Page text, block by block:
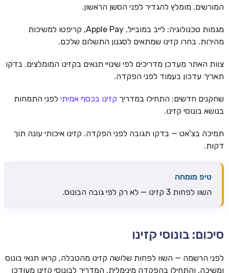
המורשים. מומלץ להגדיר לפני הסשן הראשון.
מגמות טכנולוגיה: לייב במובייל, Apple Pay, קריפטו למשיכות
מהירות. בחרו קזינו שמתאים לסגנון התשלום שלכם.
צוות האתר מעדכן מדריכים לפי שינויי תנאים בקזינו המומלצים. בדקו
תאריך עדכון בעמוד לפני הפקדה.
שחקנים חדשים: התחילו במדריך קזינו בכסף אמיתי לפני התמחות
בנושא בונוסי קזינו.
תמיכה בצ'אט — בדקו תגובה לפני הפקדה. קזינו איכותי עונה תוך
דקות.
טיפ מומחה
השוו לפחות 3 קזינו — לא רק לפי גובה הבונוס.
סיכום: בונוסי קזינו
לפני הרשמה — השוו לפחות שלושה קזינו מהטבלה, קראו תנאי בונוס
ומשיכה, והתחילו בהפקדה מינימלית. המדריך לבונוסי קזינו מעודכן